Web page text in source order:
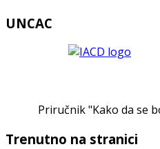
UNCAC
Priručnik "Kako da se
Trenutno na stranici